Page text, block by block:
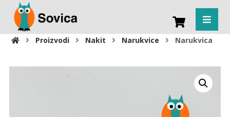
Proizvodi Nakit Narukvice Narukvica